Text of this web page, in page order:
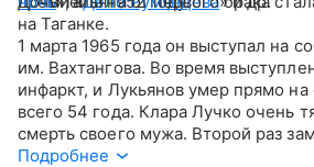
на Таганке.
1 марта 1965 года он выступал на
им. Вахтангова. Во время
инфаркт, и Лукьянов умер прямо
всего 54 года. Клара Лучко очень
смерть своего мужа. Второй раз
спустя восемь лет.
Подробнее